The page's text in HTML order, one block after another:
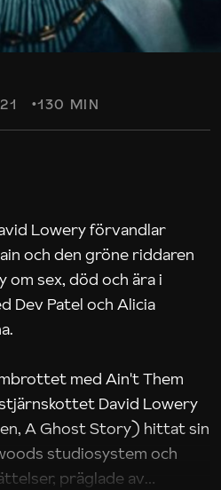
130 MIN
Lowery förvandlar
och den gröne riddaren
sex, död och ära i
Dev Patel och Alicia
med Ain't Them
David Lowery
A Ghost Story) hittat sin
studiosystem och
präglade av